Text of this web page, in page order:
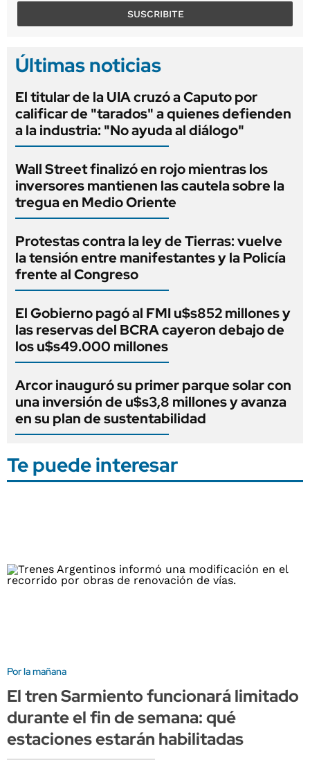
SUSCRIBITE
Últimas noticias
El titular de la UIA cruzó a Caputo por
calificar de "tarados" a quienes defienden
a la industria: "No ayuda al diálogo"
Wall Street finalizó en rojo mientras los
inversores mantienen las cautela sobre la
tregua en Medio Oriente
Protestas contra la ley de Tierras: vuelve
la tensión entre manifestantes y la Policía
frente al Congreso
El Gobierno pagó al FMI u$s852 millones y
las reservas del BCRA cayeron debajo de
los u$s49.000 millones
Arcor inauguró su primer parque solar con
una inversión de u$s3,8 millones y avanza
en su plan de sustentabilidad
Te puede interesar
Por la mañana
El tren Sarmiento funcionará limitado
durante el fin de semana: qué
estaciones estarán habilitadas